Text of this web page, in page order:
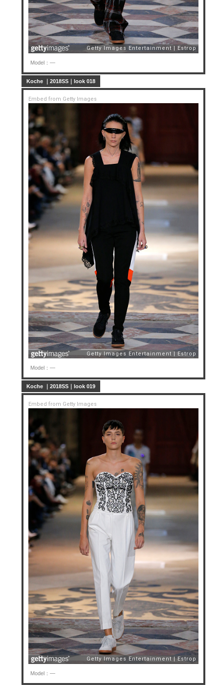
Model：—
Koche ｜2018SS｜look 018
Embed from Getty Images
Model：—
Koche ｜2018SS｜look 019
Embed from Getty Images
Model：—